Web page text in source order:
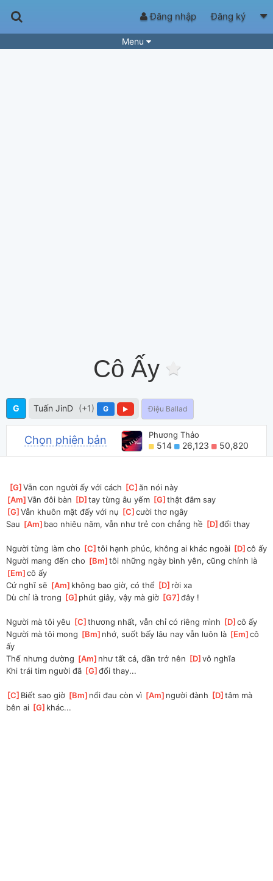
Đăng nhập Đăng ký
Menu
Cô Ấy
G Tuấn JinD (+1) G Điệu Ballad
Chọn phiên bản Phương Thảo
514 26,123 50,820
[G ]
Vẫn con người ấy với cách [C ]
ăn nói này
[Am ]
Vẫn đôi bàn [D ]tay từng âu yếm [G ]thật đắm say
[G ]
Vẫn khuôn mặt đấy với nụ [C ]
cười thơ ngây
Sau [Am ]bao nhiêu năm, vẫn như trẻ con chẳng hề [D ]
đổi thay
Người từng làm cho [C ]tôi hạnh phúc, không ai khác ngoài [D ]
Người mang đến cho [Bm ]tôi những ngày bình yên, cũng chính là
Em ]
cô ấy
Cứ nghĩ sẽ [Am ]không bao giờ, có thể [D ]rời xa
Dù chỉ là trong [G ]phút giây, vậy mà giờ [G7 ]
đây !
Người mà tôi yêu [C ]thương nhất, vẫn chỉ có riêng mình [D ]
cô ấy
Người mà tôi mong [Bm ]nhớ, suốt bấy lâu nay vẫn luôn là [Em ]
cô
ấy
Thế nhưng dường [Am ]như tất cả, dần trở nên [D ]
vô nghĩa
Khi trái tim người đã [G ]
đổi thay...
[C ]Biết sao giờ [Bm ]nổi đau còn vì [Am ]người đành [D ]tâm mà
bên ai [G ]khác...